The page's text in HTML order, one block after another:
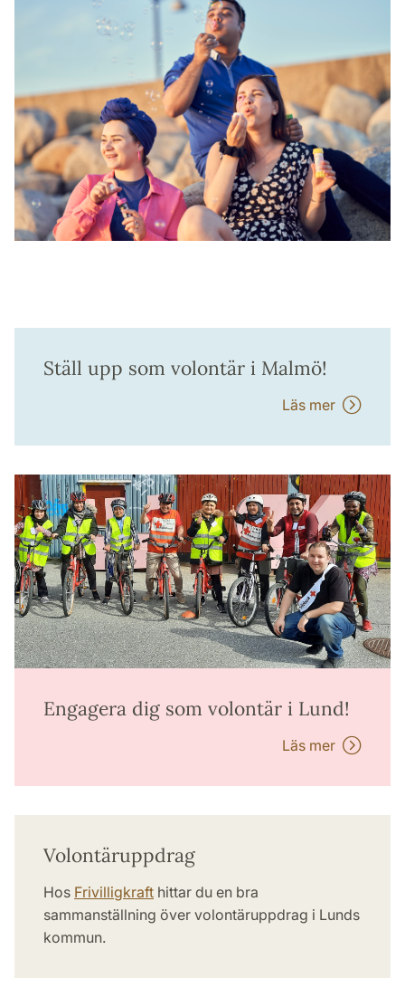
Ställ upp som volontär i Malmö!
Läs mer
Engagera dig som volontär i Lund!
Läs mer
Volontäruppdrag
Hos Frivilligkraft hittar du en bra
sammanställning över volontäruppdrag i Lunds
kommun.